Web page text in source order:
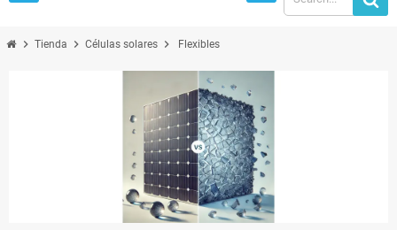
chevron_right Tienda chevron_right Células solares chevron_right Flexibles